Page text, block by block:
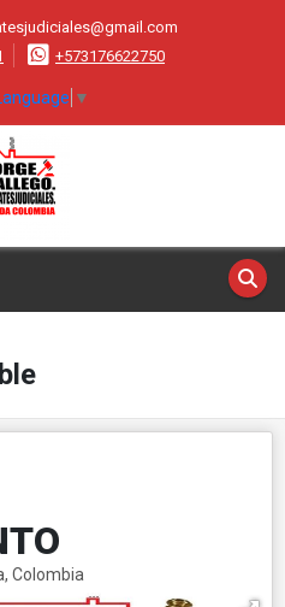
+573176622750
▼
Colombia